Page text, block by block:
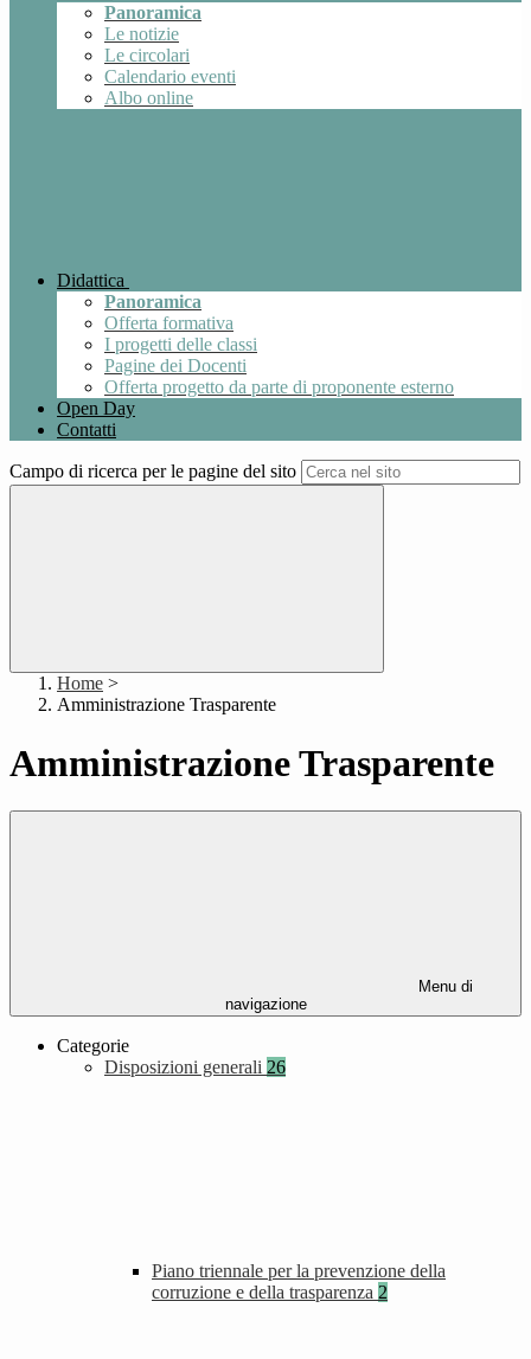
Panoramica
Le notizie
Le circolari
Calendario eventi
Albo online
Didattica
Panoramica
Offerta formativa
I progetti delle classi
Pagine dei Docenti
Offerta progetto da parte di proponente esterno
Open Day
Contatti
Campo di ricerca per le pagine del sito
Home >
Amministrazione Trasparente
Amministrazione Trasparente
Menu di
navigazione
Categorie
Disposizioni generali 26
Piano triennale per la prevenzione della
corruzione e della trasparenza 2